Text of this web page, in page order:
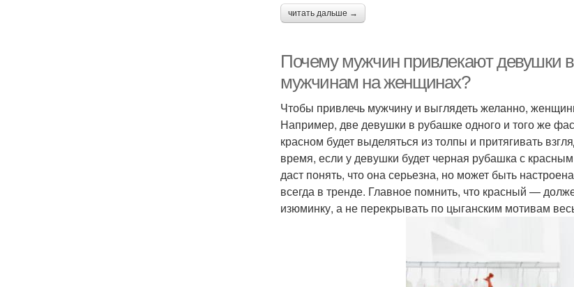
читать дальше →
Почему мужчин привлекают девушки в
мужчинам на женщинах?
Чтобы привлечь мужчину и выглядеть желанно,
Например, две девушки в рубашке одного и того же
красном будет выделяться из толпы и притягивать
время, если у девушки будет черная рубашка с
даст понять, что она серьезна, но может быть
всегда в тренде. Главное помнить, что красный —
изюминку, а не перекрывать по цыганским мотивам